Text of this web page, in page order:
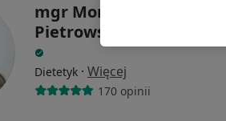
mgr Monika
Pietrowska-Kucharska
Dietetyk · Więcej
170 opinii